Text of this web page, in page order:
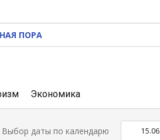
ПОРА
Экономика
Выбор даты по календарю